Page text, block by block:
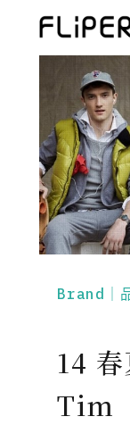
Brand｜
14
Tim